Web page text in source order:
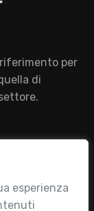
esperienza
per
di